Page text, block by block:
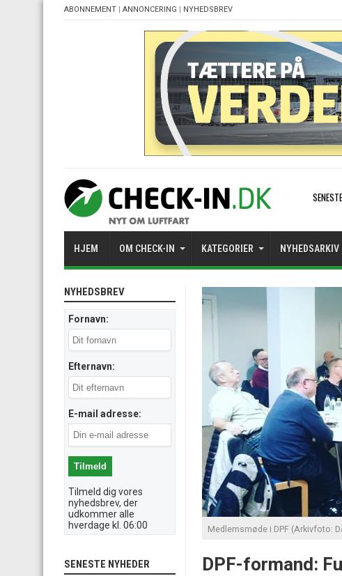
ABONNEMENT | ANNONCERING | NYHEDSBREV
HJEM OM CHECK-IN KATEGORIER NYHEDSARKIV
Medlemsmøde i DPF (Arkivfoto:
DPF-formand:
NYHEDSBREV
Fornavn:
Efternavn:
E-mail adresse:
Tilmeld dig vores
nyhedsbrev, der
udkommer alle
hverdage kl. 06:00
SENESTE NYHEDER